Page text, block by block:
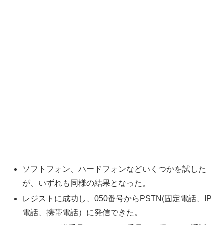
ソフトフォン、ハードフォンなどいくつかを試した
が、いずれも同様の結果となった。
レジストに成功し、050番号からPSTN(固定電話、IP
電話、携帯電話）に発信できた。